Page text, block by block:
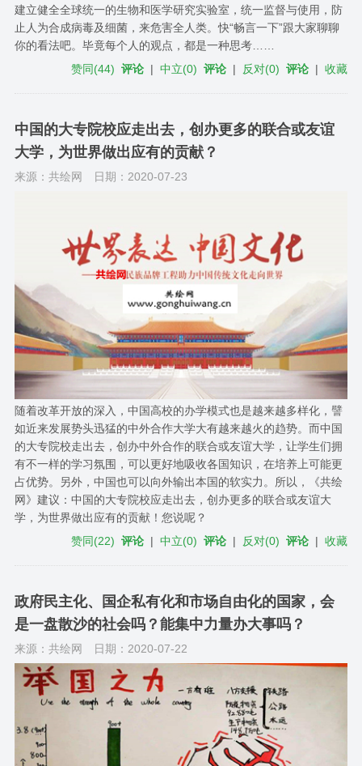
建立健全全球统一的生物和医学研究实验室，统一监督与使用，防
止人为合成病毒及细菌，来危害全人类。快“畅言一下”跟大家聊聊
你的看法吧。毕竟每个人的观点，都是一种思考……
赞同(44) 评论 |中立(0) 评论 | 反对(0) 评论 |收藏
中国的大专院校应走出去，创办更多的联合或友谊
大学，为世界做出应有的贡献？
来源：共绘网 日期：2020-07-23
随着改革开放的深入，中国高校的办学模式也是越来越多样化，譬
如近来发展势头迅猛的中外合作大学大有越来越火的趋势。而中国
的大专院校走出去，创办中外合作的联合或友谊大学，让学生们拥
有不一样的学习氛围，可以更好地吸收各国知识，在培养上可能更
占优势。另外，中国也可以向外输出本国的软实力。所以，《共绘
网》建议：中国的大专院校应走出去，创办更多的联合或友谊大
学，为世界做出应有的贡献！您说呢？
赞同(22) 评论 |中立(0) 评论 | 反对(0) 评论 |收藏
政府民主化、国企私有化和市场自由化的国家，会
是一盘散沙的社会吗？能集中力量办大事吗？
来源：共绘网 日期：2020-07-22